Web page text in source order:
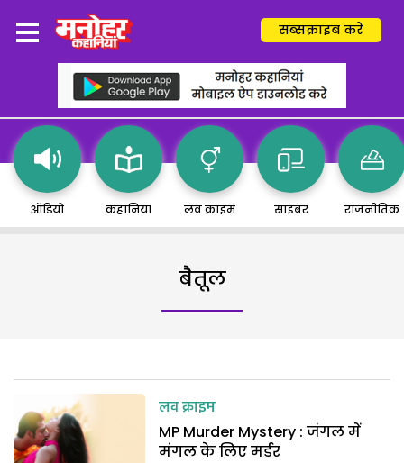
सब्सक्राइब करें
ऑडियो कहानियां लव क्राइम साइबर राजनीतिक
बैतूल
लव क्राइम
MP Murder Mystery : जंगल में
मंगल के लिए मर्डर